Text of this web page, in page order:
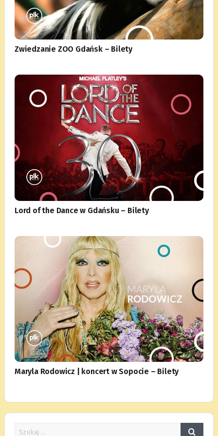
Zwiedzanie ZOO Gdańsk – Bilety
Lord of the Dance w Gdańsku – Bilety
Maryla Rodowicz | koncert w Sopocie – Bilety